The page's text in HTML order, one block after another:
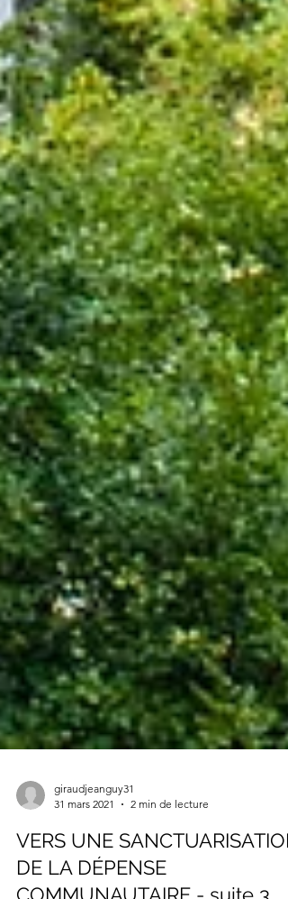
31 mars 2021
2 min de lecture
VERS UNE SANCTUARISATION